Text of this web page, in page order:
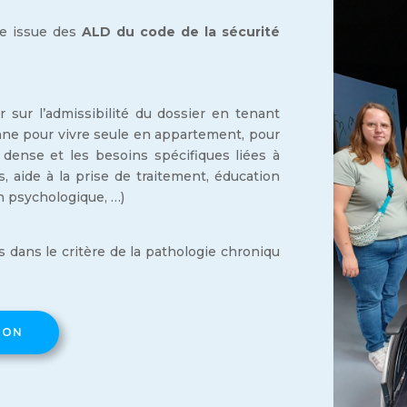
issue des ALD du code de la sécurité
sur l’admissibilité du dossier en tenant
pour vivre seule en appartement, pour
et les besoins spécifiques liées à
aide à la prise de traitement, éducation
psychologique, …)
dans le critère de la pathologie chroniqu